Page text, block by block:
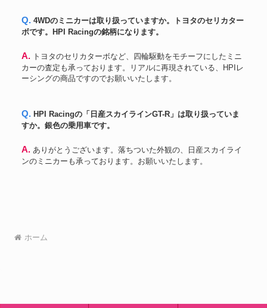
Q. 4WDのミニカーは取り扱っていますか。トヨタのセリカター
ボです。HPI Racingの銘柄になります。
A. トヨタのセリカターボなど、四輪駆動をモチーフにしたミニ
カーの査定も承っております。リアルに再現されている、HPIレ
ーシングの商品ですのでお願いいたします。
Q. HPI Racingの「日産スカイラインGT-R」は取り扱っていま
すか。銀色の乗用車です。
A. ありがとうございます。落ちついた外観の、日産スカイライ
ンのミニカーも承っております。お願いいたします。
ホーム